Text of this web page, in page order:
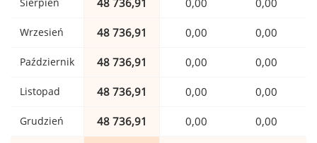
48 736,91 0,00 0,00
Wrzesień 48 736,91 0,00 0,00
Październik 48 736,91 0,00 0,00
Listopad 48 736,91 0,00 0,00
Grudzień 48 736,91 0,00 0,00